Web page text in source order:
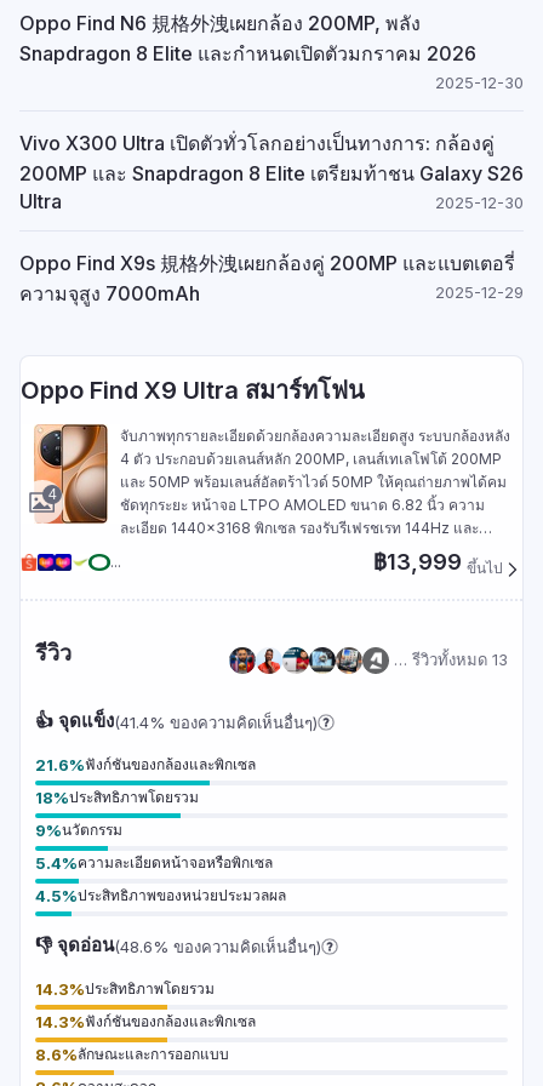
Oppo Find N6 規格外洩เผยกล้อง 200MP, พลัง
Snapdragon 8 Elite และกำหนดเปิดตัวมกราคม 2026
2025-12-30
Vivo X300 Ultra เปิดตัวทั่วโลกอย่างเป็นทางการ: กล้องคู่
200MP และ Snapdragon 8 Elite เตรียมท้าชน Galaxy S26
Ultra
2025-12-30
Oppo Find X9s 規格外洩เผยกล้องคู่ 200MP และแบตเตอรี่
ความจุสูง 7000mAh
2025-12-29
Oppo Find X9 Ultra สมาร์ทโฟน
4
จับภาพทุกรายละเอียดด้วยกล้องความละเอียดสูง ระบบกล้องหลัง
4 ตัว ประกอบด้วยเลนส์หลัก 200MP, เลนส์เทเลโฟโต้ 200MP
และ 50MP พร้อมเลนส์อัลตร้าไวด์ 50MP ให้คุณถ่ายภาพได้คม
ชัดทุกระยะ หน้าจอ LTPO AMOLED ขนาด 6.82 นิ้ว ความ
ละเอียด 1440x3168 พิกเซล รองรับรีเฟรชเรท 144Hz และ
HDR10+ มอบประสบการณ์การรับชมที่สมจริง แบตเตอรี่ความจุ
7050mAh รองรับการชาร์จเร็ว 100W แบบมีสาย และ 50W แบบ
ไร้สาย ทำงานบนระบบปฏิบัติการ Android 16 พร้อมชิปเซ็ต
7 และ Bluetooth 6.0 ตัวเครื่องกันน้ำกันฝุ่นมาตรฐาน
... ฿13,999 ขึ้นไป
รีวิว … รีวิวทั้งหมด 13
👍 จุดแข็ง(41.4% ของความคิดเห็นอื่นๆ)
21.6%ฟังก์ชันของกล้องและพิกเซล
18%ประสิทธิภาพโดยรวม
9%นวัตกรรม
5.4%ความละเอียดหน้าจอหรือพิกเซล
4.5%ประสิทธิภาพของหน่วยประมวลผล
👎 จุดอ่อน(48.6% ของความคิดเห็นอื่นๆ)
14.3%ประสิทธิภาพโดยรวม
14.3%ฟังก์ชันของกล้องและพิกเซล
8.6%ลักษณะและการออกแบบ